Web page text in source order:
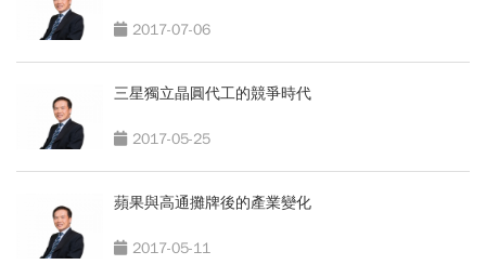
2017-07-06
三星獨立晶圓代工的競爭時代
2017-05-25
蘋果與高通攤牌後的產業變化
2017-05-11